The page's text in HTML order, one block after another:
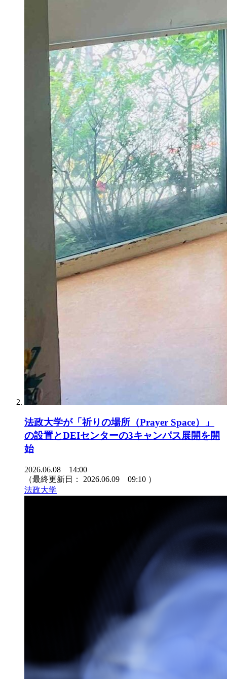
法政大学が「祈りの場所（Prayer Space）」
の設置とDEIセンターの3キャンパス展開を開
始
2026.06.08 14:00
（最終更新日： 2026.06.09 09:10 ）
法政大学